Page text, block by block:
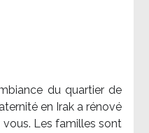
du quartier de
en Irak a rénové
Les familles sont